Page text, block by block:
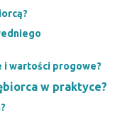
i wartości progowe?
w praktyce?